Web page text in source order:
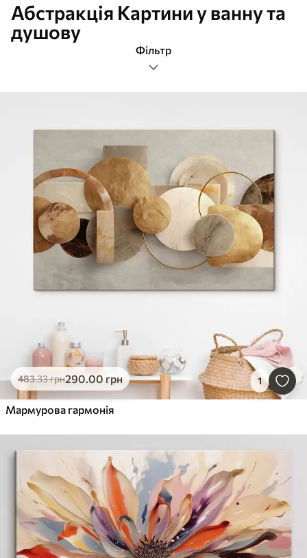
Абстракція Картини у ванну та
душову
Фільтр
Картини Для ванни та душової
Найпопулярніші
Очистити фільтр
483.33грн290.00 грн 1
Мармурова гармонія